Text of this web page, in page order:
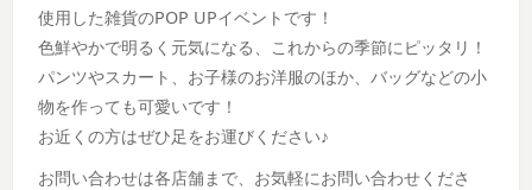
使用した雑貨のPOP UPイベントです！
色鮮やかで明るく元気になる、これからの季節にピッタリ！
パンツやスカート、お子様のお洋服のほか、バッグなどの小
物を作っても可愛いです！
お近くの方はぜひ足をお運びください♪
お問い合わせは各店舗まで、お気軽にお問い合わせくださ